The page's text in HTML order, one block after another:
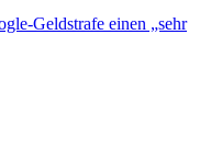
Geldstrafe einen „sehr